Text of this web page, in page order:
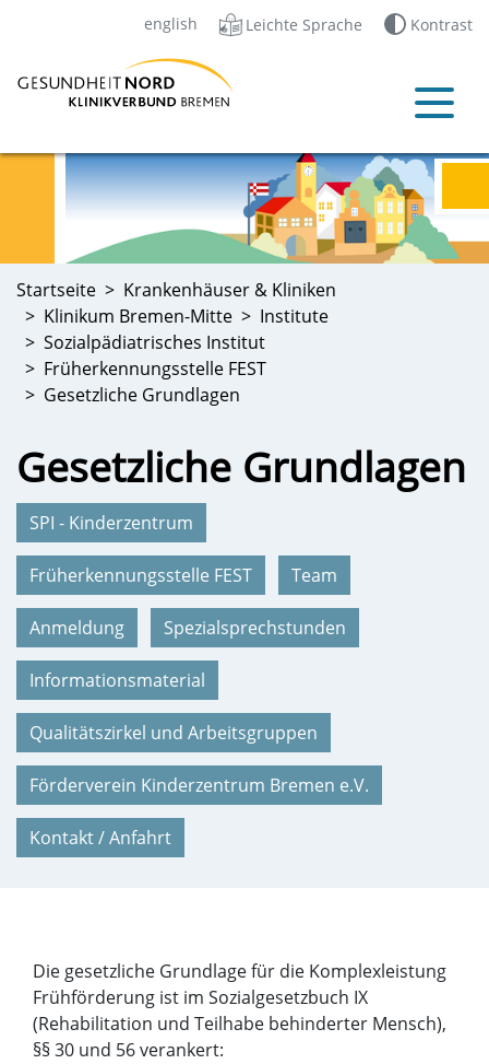
english Leichte Sprache Kontrast
Startseite
Krankenhäuser & Kliniken
Klinikum Bremen-Mitte
Institute
Sozialpädiatrisches Institut
Früherkennungsstelle FEST
Gesetzliche Grundlagen
Gesetzliche Grundlagen
SPI - Kinderzentrum
Früherkennungsstelle FEST Team
Anmeldung Spezialsprechstunden
Informationsmaterial
Qualitätszirkel und Arbeitsgruppen
Förderverein Kinderzentrum Bremen e.V.
Kontakt / Anfahrt
Die gesetzliche Grundlage für die Komplexleistung
Frühförderung ist im Sozialgesetzbuch IX
(Rehabilitation und Teilhabe behinderter Mensch),
§§ 30 und 56 verankert: